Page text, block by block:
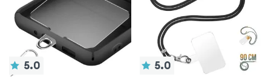
5.0 5.0